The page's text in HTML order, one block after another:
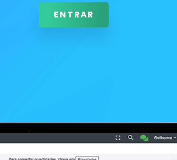
ENTRAR